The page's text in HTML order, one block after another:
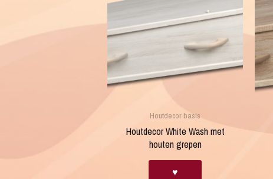
Houtdecor basis
Houtdecor White Wash met
houten grepen
♥